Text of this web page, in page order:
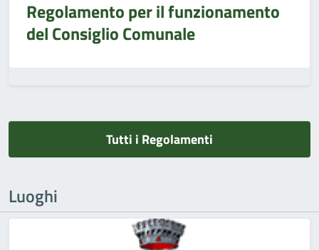
Regolamento per il funzionamento
del Consiglio Comunale
Tutti i Regolamenti
Luoghi